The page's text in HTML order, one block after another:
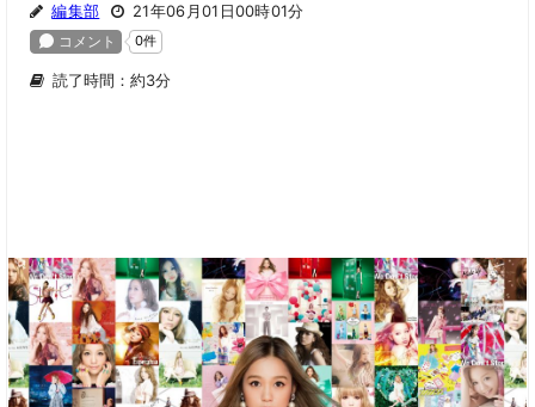
編集部 21年06月01日00時01分
読了時間：約3分